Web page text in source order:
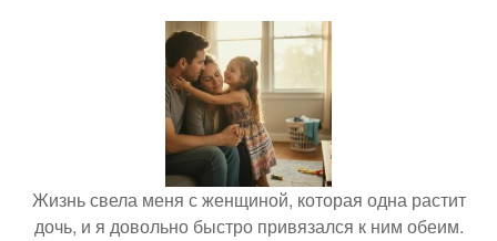
Жизнь свела меня с женщиной, которая одна растит
дочь, и я довольно быстро привязался к ним обеим.